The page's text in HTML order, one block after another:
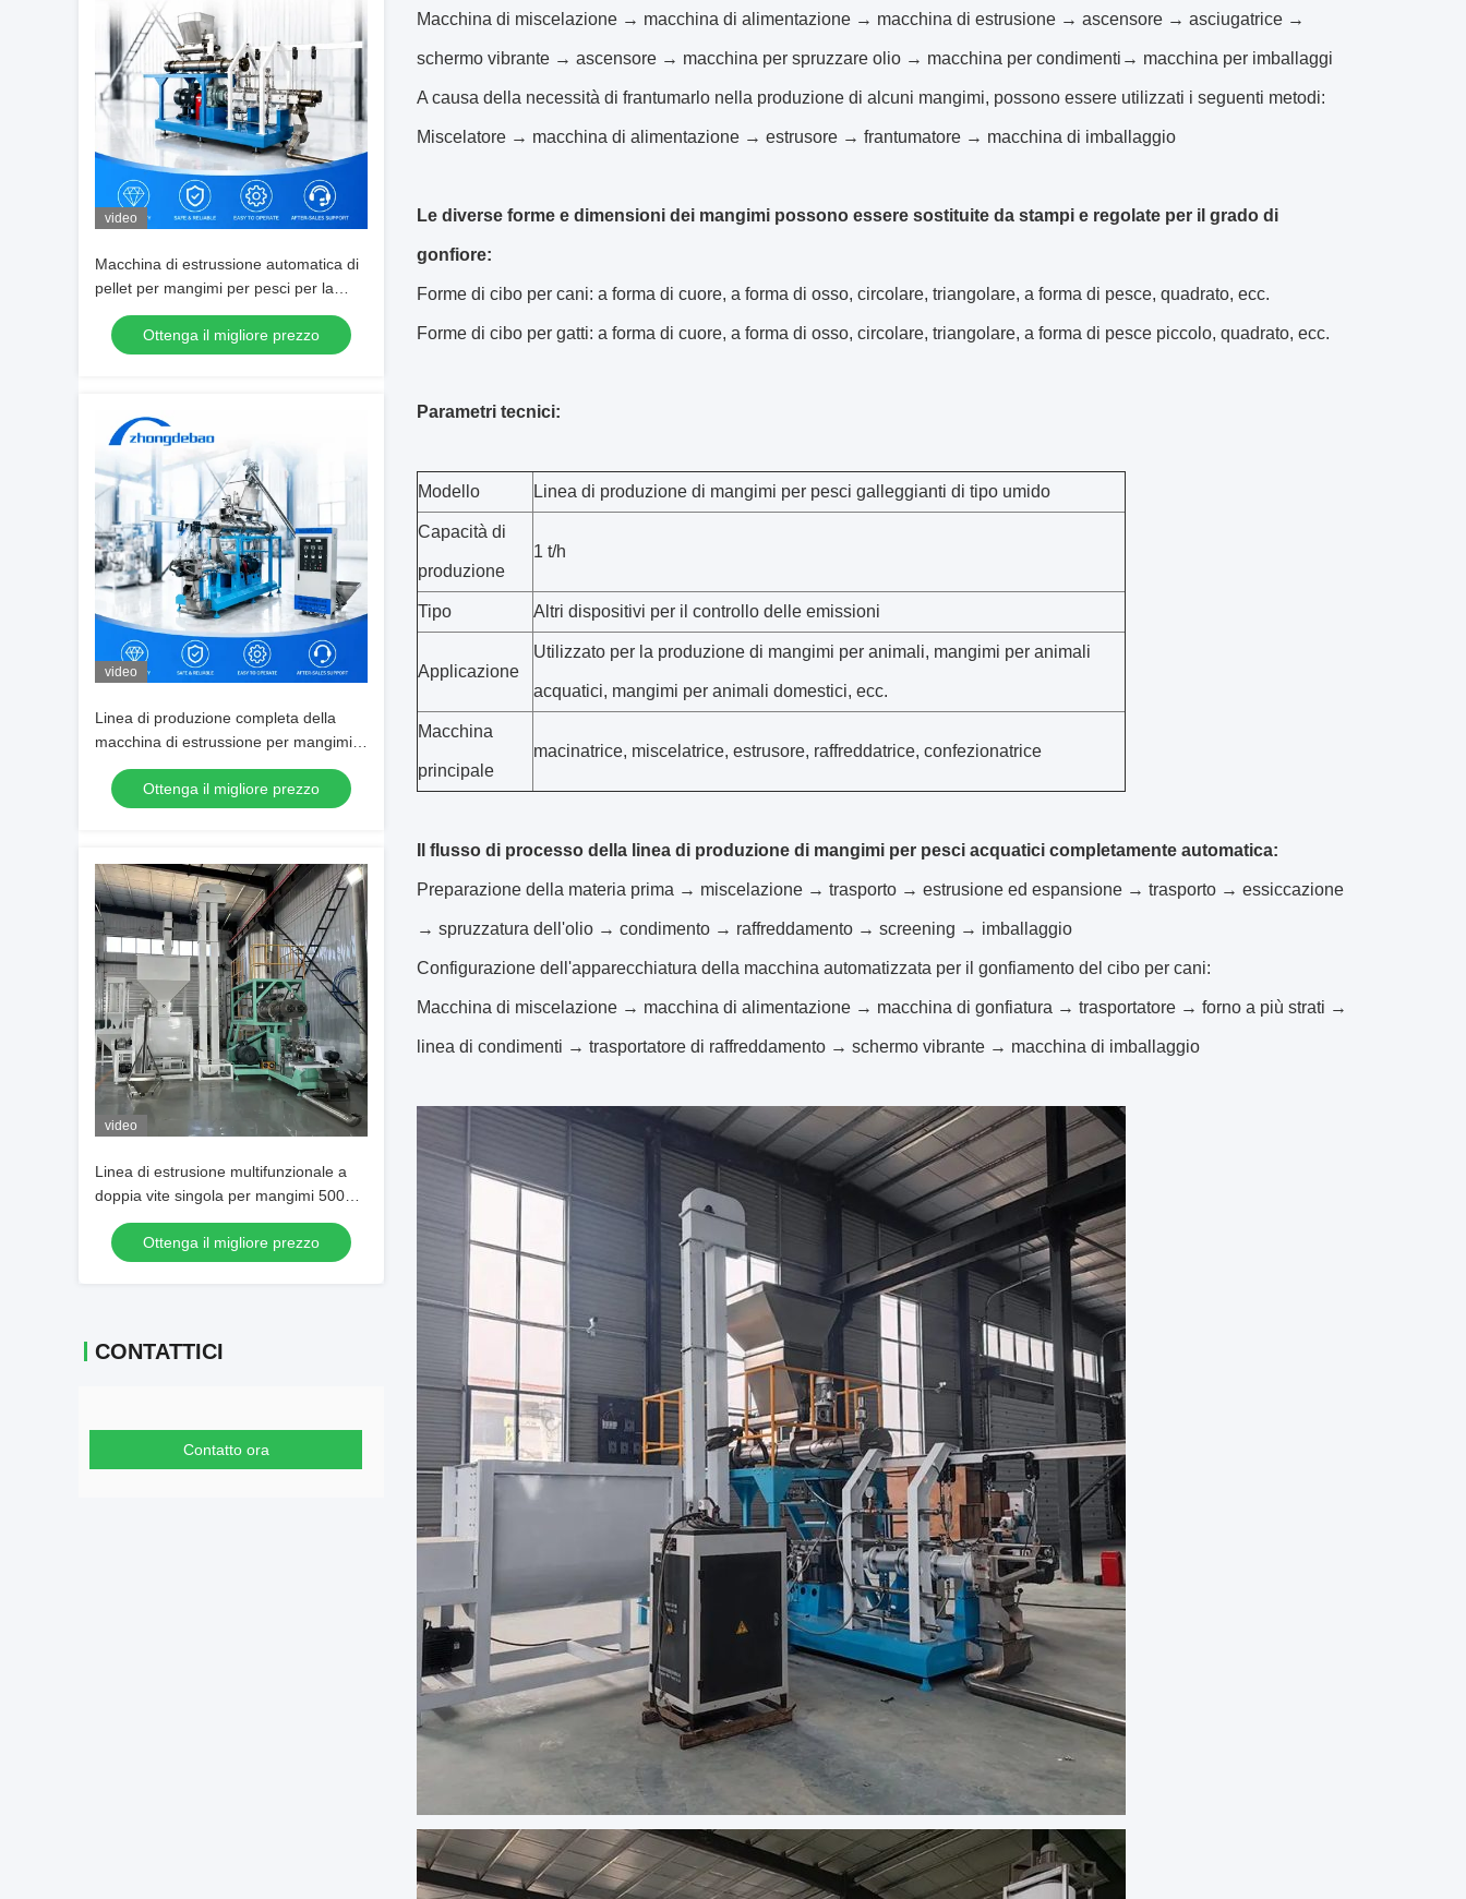
video
Macchina di estrussione automatica di
pellet per mangimi per pesci per la
produzione di mangimi per
l'acquacoltura
Ottenga il migliore prezzo
video
Linea di produzione completa della
macchina di estrussione per mangimi
per pesci galleggianti industriali
Ottenga il migliore prezzo
video
Linea di estrusione multifunzionale a
doppia vite singola per mangimi 500
kg/H-10T/H Capacità per la produzione
di mangimi per pesci e mangimi per
animali domestici con costruzione in
Ottenga il migliore prezzo
CONTATTICI
Contatto ora
Macchina di miscelazione → macchina di alimentazione → macchina di estrusione → ascensore → asciugatrice →
schermo vibrante → ascensore → macchina per spruzzare olio → macchina per condimenti→ macchina per imballaggi
A causa della necessità di frantumarlo nella produzione di alcuni mangimi, possono essere utilizzati i seguenti metodi:
Miscelatore → macchina di alimentazione → estrusore → frantumatore → macchina di imballaggio
Le diverse forme e dimensioni dei mangimi possono essere sostituite da stampi e regolate per il grado di
gonfiore:
Forme di cibo per cani: a forma di cuore, a forma di osso, circolare, triangolare, a forma di pesce, quadrato, ecc.
Forme di cibo per gatti: a forma di cuore, a forma di osso, circolare, triangolare, a forma di pesce piccolo, quadrato, ecc.
Parametri tecnici:
Modello Linea di produzione di mangimi per pesci galleggianti di tipo umido
Capacità di
produzione
1 t/h
Tipo Altri dispositivi per il controllo delle emissioni
Applicazione
Utilizzato per la produzione di mangimi per animali, mangimi per animali
acquatici, mangimi per animali domestici, ecc.
Macchina
principale
macinatrice, miscelatrice, estrusore, raffreddatrice, confezionatrice
Il flusso di processo della linea di produzione di mangimi per pesci acquatici completamente automatica:
Preparazione della materia prima → miscelazione → trasporto → estrusione ed espansione → trasporto → essiccazione
→ spruzzatura dell'olio → condimento → raffreddamento → screening → imballaggio
Configurazione dell'apparecchiatura della macchina automatizzata per il gonfiamento del cibo per cani:
Macchina di miscelazione → macchina di alimentazione → macchina di gonfiatura → trasportatore → forno a più strati →
linea di condimenti → trasportatore di raffreddamento → schermo vibrante → macchina di imballaggio